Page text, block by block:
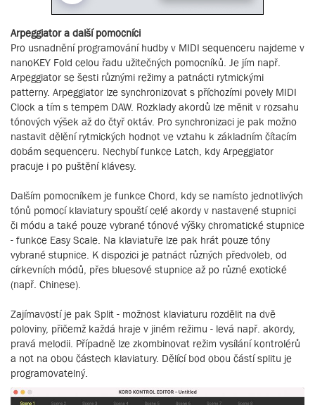
Arpeggiator a další pomocníci
Pro usnadnění programování hudby v MIDI sequenceru najdeme v
nanoKEY Fold celou řadu užitečných pomocníků. Je jím např.
Arpeggiator se šesti různými režimy a patnácti rytmickými
patterny. Arpeggiator lze synchronizovat s příchozími povely MIDI
Clock a tím s tempem DAW. Rozklady akordů lze měnit v rozsahu
tónových výšek až do čtyř oktáv. Pro synchronizaci je pak možno
nastavit dělění rytmických hodnot ve vztahu k základním čítacím
dobám sequenceru. Nechybí funkce Latch, kdy Arpeggiator
pracuje i po puštění klávesy.
Dalším pomocníkem je funkce Chord, kdy se namísto jednotlivých
tónů pomocí klaviatury spouští celé akordy v nastavené stupnici
či módu a také pouze vybrané tónové výšky chromatické stupnice
- funkce Easy Scale. Na klaviatuře lze pak hrát pouze tóny
vybrané stupnice. K dispozici je patnáct různých předvoleb, od
církevních módů, přes bluesové stupnice až po různé exotické
(např. Chinese).
Zajímavostí je pak Split - možnost klaviaturu rozdělit na dvě
poloviny, přičemž každá hraje v jiném režimu - levá např. akordy,
pravá melodii. Případně lze zkombinovat režim vysílání kontrolérů
a not na obou částech klaviatury. Dělící bod obou částí splitu je
programovatelný.